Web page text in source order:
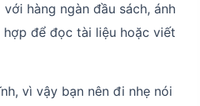
với hàng ngàn đầu sách, ánh
để đọc tài liệu hoặc viết
vì vậy bạn nên đi nhẹ nói